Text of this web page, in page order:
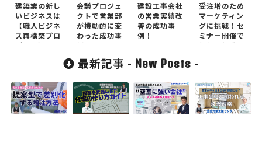
建築業の新し
いビジネスは
【職人ビジネ
ス再構築プロ
グラム】
会議プロジェ
クトで営業部
が機動的に変
わった成功事
例
建設工事会社
の営業実績改
善の成功事
例！
受注増のため
マーケティン
グに挑戦！セ
ミナー開催で
新規獲得成功
最新記事 - New Posts -